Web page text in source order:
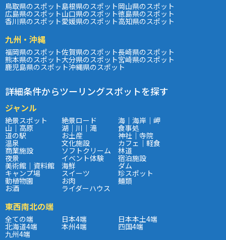
鳥取県のスポット島根県のスポット岡山県のスポット
広島県のスポット山口県のスポット徳島県のスポット
香川県のスポット愛媛県のスポット高知県のスポット
九州・沖縄
福岡県のスポット佐賀県のスポット長崎県のスポット
熊本県のスポット大分県のスポット宮崎県のスポット
鹿児島県のスポット沖縄県のスポット
詳細条件からツーリングスポットを探す
ジャンル
絶景スポット 絶景ロード 海｜海岸｜岬
山｜高原 湖｜川｜滝 食事処
道の駅 お土産 神社｜寺院
温泉 文化施設 カフェ｜軽食
商業施設 ソフトクリーム 林道
夜景 イベント体験 宿泊施設
美術館｜資料館 海鮮 ダム
キャンプ場 スイーツ 珍スポット
動植物園 お肉 麺類
お酒 ライダーハウス
東西南北の端
全ての端 日本4端 日本本土4端
北海道4端 本州4端 四国4端
九州4端